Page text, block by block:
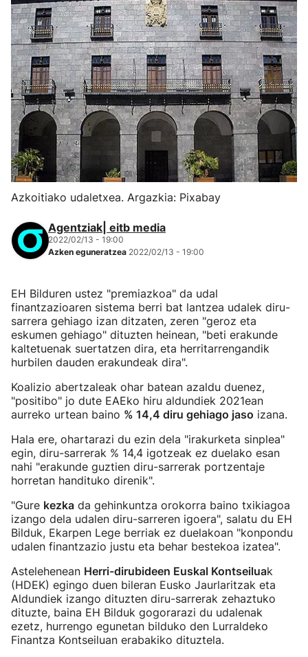
Azkoitiako udaletxea. Argazkia: Pixabay
Agentziak| eitb media
2022/02/13 - 19:00
Azken eguneratzea 2022/02/13 - 19:00
EH Bilduren ustez "premiazkoa" da udal
finantzazioaren sistema berri bat lantzea udalek diru-
sarrera gehiago izan ditzaten, zeren "geroz eta
eskumen gehiago" dituzten heinean, "beti erakunde
kaltetuenak suertatzen dira, eta herritarrengandik
hurbilen dauden erakundeak dira".
Koalizio abertzaleak ohar batean azaldu duenez,
"positibo" jo dute EAEko hiru aldundiek 2021ean
aurreko urtean baino % 14,4 diru gehiago jaso izana.
Hala ere, ohartarazi du ezin dela "irakurketa sinplea"
egin, diru-sarrerak % 14,4 igotzeak ez duelako esan
nahi "erakunde guztien diru-sarrerak portzentaje
horretan handituko direnik".
"Gure kezka da gehinkuntza orokorra baino txikiagoa
izango dela udalen diru-sarreren igoera", salatu du EH
Bilduk, Ekarpen Lege berriak ez duelakoan "konpondu
udalen finantzazio justu eta behar bestekoa izatea".
Astelehenean Herri-dirubideen Euskal Kontseiluak
(HDEK) egingo duen bileran Eusko Jaurlaritzak eta
Aldundiek izango dituzten diru-sarrerak zehaztuko
dituzte, baina EH Bilduk gogorarazi du udalenak
ezetz, hurrengo egunetan bilduko den Lurraldeko
Finantza Kontseiluan erabakiko dituztela.